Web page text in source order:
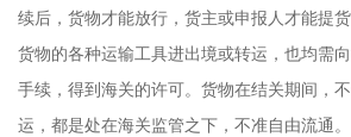
续后，货物才能放行，货主或申报人才能提
货物的各种运输工具进出境或转运，也均需
手续，得到海关的许可。货物在结关期间，
运，都是处在海关监管之下，不准自由流通。